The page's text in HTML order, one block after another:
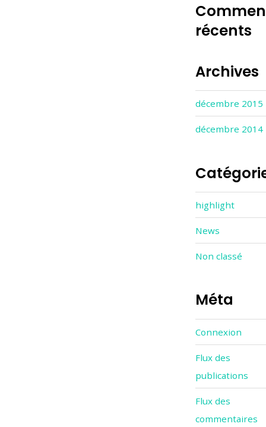
récents
Archives
décembre 2015
décembre 2014
highlight
News
Non classé
Méta
Connexion
Flux des
publications
Flux des
commentaires